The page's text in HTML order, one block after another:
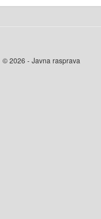
© 2026 - Javna rasprava